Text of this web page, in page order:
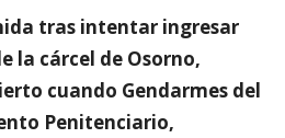
tras intentar ingresar
la cárcel de Osorno,
cuando Gendarmes del
Penitenciario,